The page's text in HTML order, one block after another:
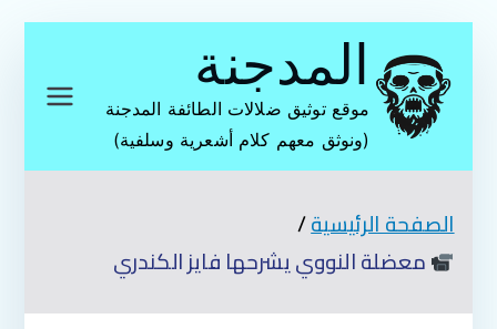
المحتوى
المدجنة
موقع توثيق ضلالات الطائفة المدجنة
(ونوثق معهم كلام أشعرية وسلفية)
الصفحة الرئيسية
معضلة النووي يشرحها فايز الكندري